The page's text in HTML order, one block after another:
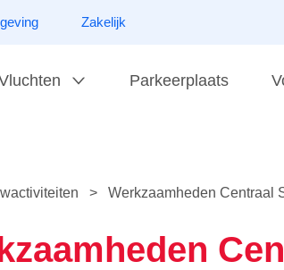
Zakelijk
Parkeerplaats
> Werkzaamheden Centraal